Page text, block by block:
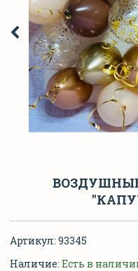
Артикул: 93345
Наличие: Есть в